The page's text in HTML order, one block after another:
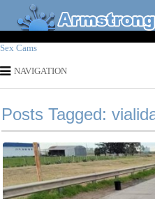
Sex Cams
NAVIGATION
Posts Tagged: